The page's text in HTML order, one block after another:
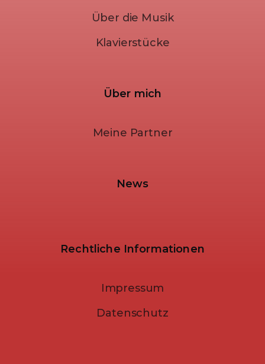
Über die Musik
Klavierstücke
Über mich
Meine Partner
News
Rechtliche Informationen
Impressum
Datenschutz